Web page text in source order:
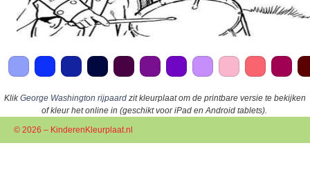
KlikGeorge Washington rijpaard zit kleurplaat om de printbare versie te bekijken
of kleur het online in (geschikt voor iPad en Android tablets).
© 2026 – KinderenKleurplaat.nl